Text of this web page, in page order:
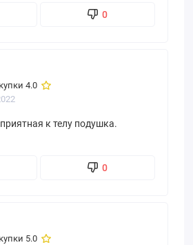
0
4.0
к телу подушка.
0
5.0